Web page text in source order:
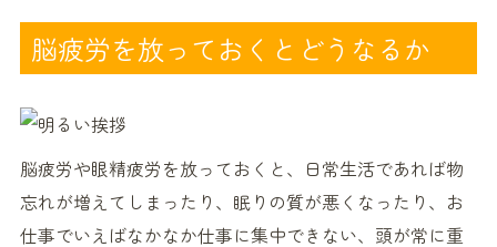
脳疲労を放っておくとどうなるか
脳疲労や眼精疲労を放っておくと、日常生活であれば物
忘れが増えてしまったり、眠りの質が悪くなったり、お
仕事でいえばなかなか仕事に集中できない、頭が常に重